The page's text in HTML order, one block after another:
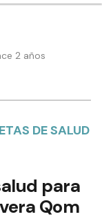
2 años
DE SALUD
para
Qom